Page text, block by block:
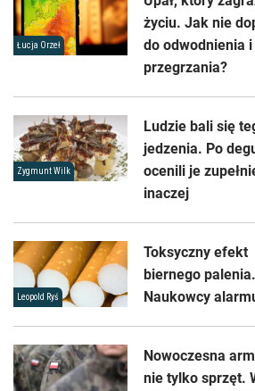
Łucja Orzeł
życiu. Jak nie
do odwodnienia i
przegrzania?
Zygmunt Wilk
Ludzie bali się
jedzenia. Po
ocenili je
inaczej
Leopold Ryś
Toksyczny efekt
biernego palenia.
Naukowcy
Nowoczesna
nie tylko sprzęt.